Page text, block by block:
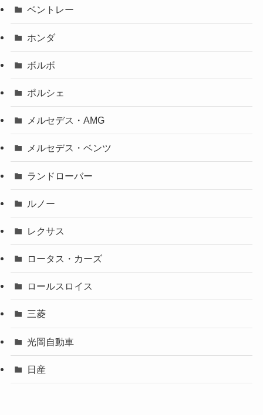
ベントレー
ホンダ
ボルボ
ポルシェ
メルセデス・AMG
メルセデス・ベンツ
ランドローバー
ルノー
レクサス
ロータス・カーズ
ロールスロイス
三菱
光岡自動車
日産